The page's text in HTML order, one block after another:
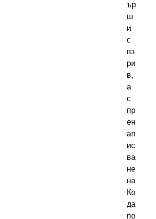
ър
ш
и
с
вз
ри
в,
а
с
пр
ен
ап
ис
ва
не
на
Ко
да
по